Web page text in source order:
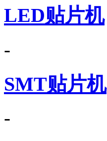
LED贴片机
-
SMT贴片机
-